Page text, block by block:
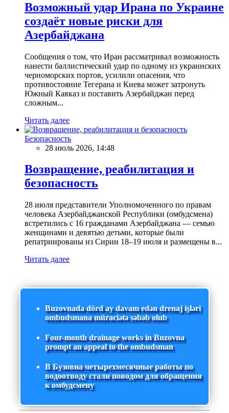
Возможный удар Ирана по Украине
создаёт новые риски для
Азербайджана
Сообщения о том, что Иран рассматривал возможность
нанести баллистический удар по одному из украинских
черноморских портов, усилили опасения, что
противостояние Тегерана и Киева может затронуть
Южный Кавказ и поставить Азербайджан перед
сложным...
Читать далее
Безопасность
28 июль 2026, 14:48
Возвращение, реабилитация и
безопасность
28 июля представители Уполномоченного по правам
человека Азербайджанской Республики (омбудсмена)
встретились с 16 гражданами Азербайджана — семью
женщинами и девятью детьми, которые были
репатриированы из Сирии 18–19 июля и размещены в...
Читать далее
Buzovnada dörd ay davam edən drenaj işləri
ombudsmana müraciətə səbəb olub
Four-month drainage works in Buzovna
prompt an appeal to the ombudsman
В Бузовна четырехмесячные работы по
водоотводу стали поводом для обращения
к омбудсмену